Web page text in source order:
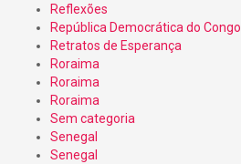
Reflexões
República Democrática do Congo
Retratos de Esperança
Roraima
Roraima
Roraima
Sem categoria
Senegal
Senegal